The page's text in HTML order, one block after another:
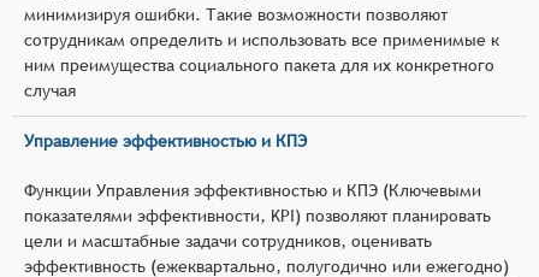
минимизируя ошибки. Такие возможности позволяют
сотрудникам определить и использовать все применимые к
ним преимущества социального пакета для их конкретного
случая
Управление эффективностью и КПЭ
Функции Управления эффективностью и КПЭ (Ключевыми
показателями эффективности, KPI) позволяют планировать
цели и масштабные задачи сотрудников, оценивать
эффективность (ежеквартально, полугодично или ежегодно)